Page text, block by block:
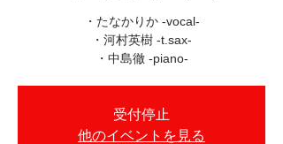
・たなかりか -vocal-
・河村英樹 -t.sax-
・中島徹 -piano-
受付停止
他のイベントを見る